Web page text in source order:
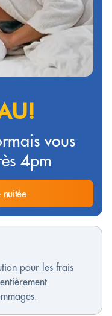
vous
4pm
nuitée
pour les frais